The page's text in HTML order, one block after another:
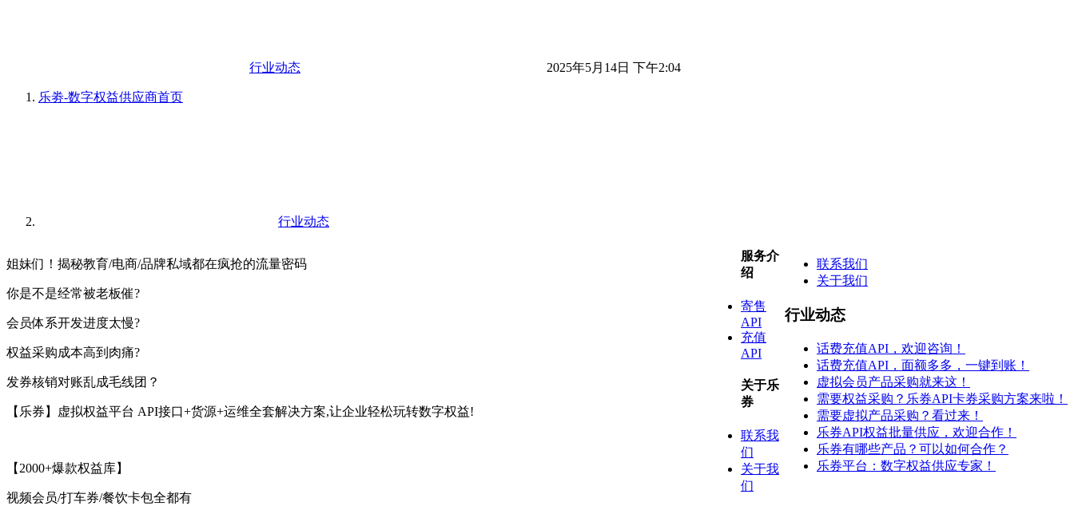
行业动态 2025年5月14日 下午2:04
乐劵-数字权益供应商首页
行业动态
姐妹们！揭秘教育/电商/品牌私域都在疯抢的流量密码
你是不是经常被老板催?
会员体系开发进度太慢?
权益采购成本高到肉痛?
发券核销对账乱成毛线团？
【乐券】虚拟权益平台 API接口+货源+运维全套解决方案,让企业轻松玩转数字权益!
【2000+爆款权益库】
视频会员/打车券/餐饮卡包全都有
联系我们
关于我们
行业动态
话费充值API，欢迎咨询！
话费充值API，面额多多，一键到账！
虚拟会员产品采购就来这！
需要权益采购？乐券API卡券采购方案来啦！
需要虚拟产品采购？看过来！
乐券API权益批量供应，欢迎合作！
乐券有哪些产品？可以如何合作？
乐券平台：数字权益供应专家！
服务介
绍
寄售
API
充值
API
关于乐
券
联系我
们
关于我
们